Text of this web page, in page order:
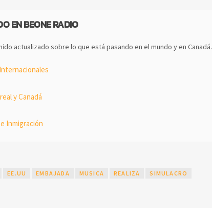
EN BEONE RADIO
actualizado sobre lo que está pasando en el mundo y en Canadá.
y Canadá
Inmigración
EE.UU EMBAJADA MUSICA REALIZA SIMULACRO